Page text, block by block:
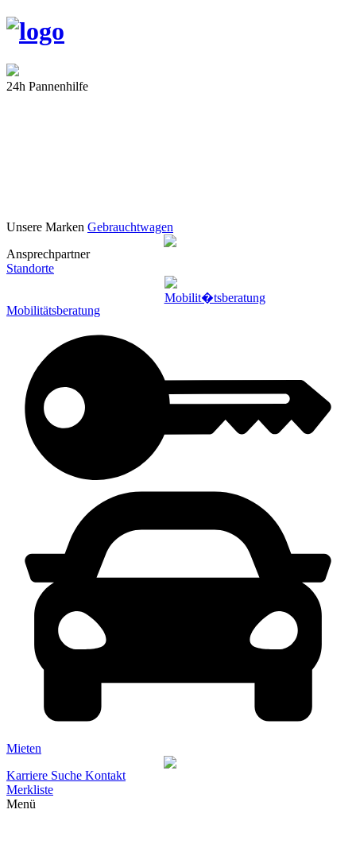
24h Pannenhilfe
Unsere Marken Gebrauchtwagen
Ansprechpartner
Standorte
Mobilitätsberatung
Mieten
Karriere Suche Kontakt
Merkliste
Menü